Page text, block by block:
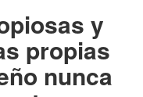
y
propias
nunca